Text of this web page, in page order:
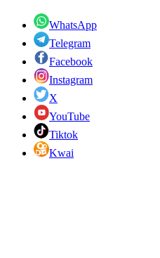
WhatsApp
Telegram
Facebook
Instagram
X
YouTube
Tiktok
Kwai